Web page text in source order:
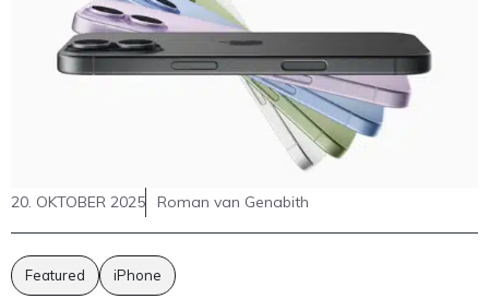
20. OKTOBER 2025 Roman van Genabith
Featured iPhone